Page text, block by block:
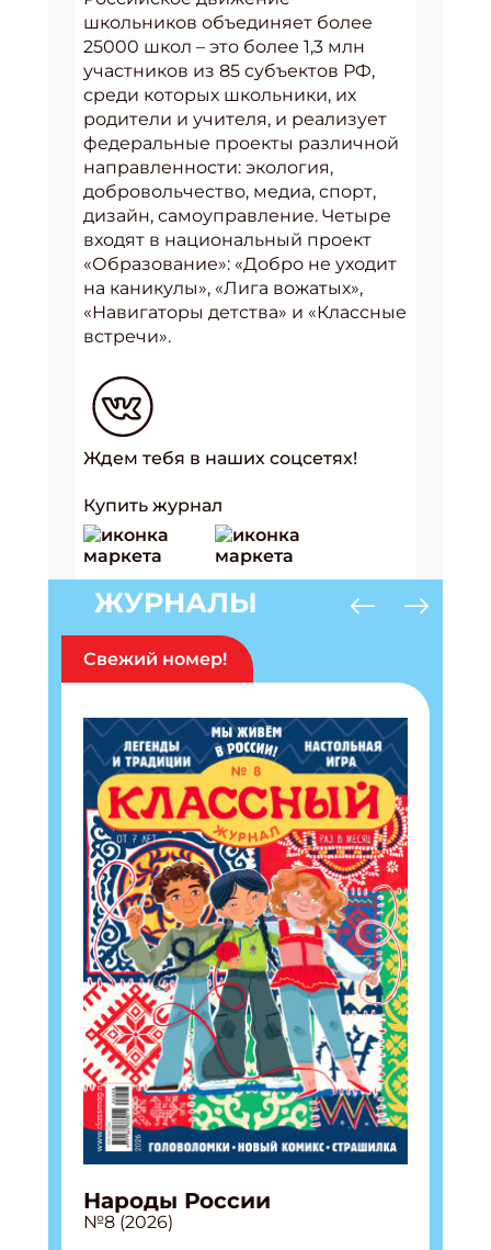
школьников объединяет более
25000 школ – это более 1,3 млн
участников из 85 субъектов РФ,
среди которых школьники, их
родители и учителя, и реализует
федеральные проекты различной
направленности: экология,
добровольчество, медиа, спорт,
дизайн, самоуправление. Четыре
входят в национальный проект
«Образование»: «Добро не уходит
на каникулы», «Лига вожатых»,
«Навигаторы детства» и «Классные
встречи».
Ждем тебя в наших соцсетях!
Купить журнал
ЖУРНАЛЫ
Свежий номер!
Народы России
№8 (2026)